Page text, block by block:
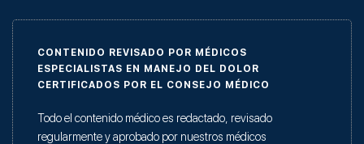
CONTENIDO REVISADO POR MÉDICOS
ESPECIALISTAS EN MANEJO DEL DOLOR
CERTIFICADOS POR EL CONSEJO MÉDICO
Todo el contenido médico es redactado, revisado
regularmente y aprobado por nuestros médicos